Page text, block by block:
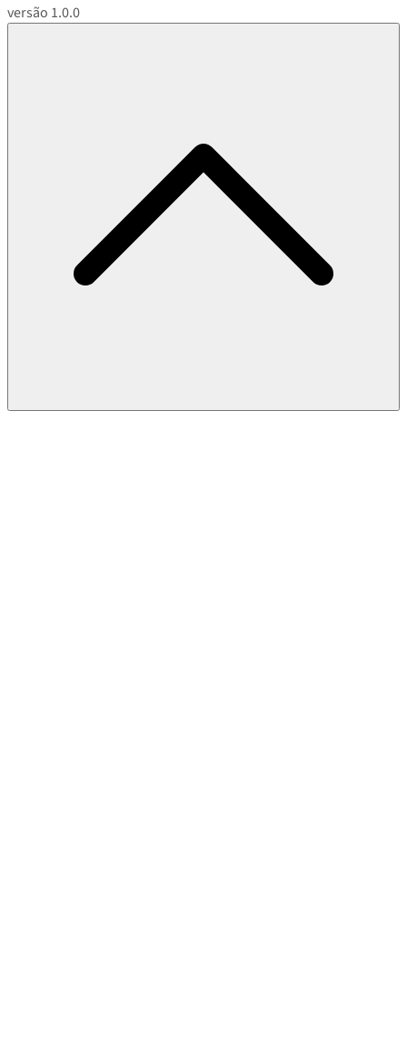
versão 1.0.0